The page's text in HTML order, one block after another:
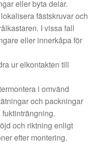
eller byta delar.
fästskruvar och
I vissa fall
eller innerkåpa för
ur elkontakten till
i omvänd
och packningar
och riktning enligt
efter montering.